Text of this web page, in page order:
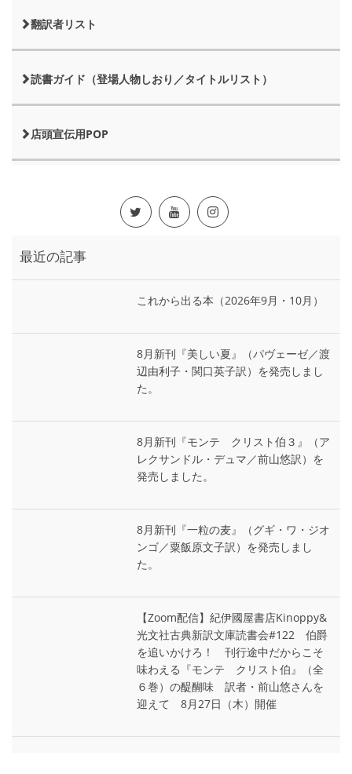
翻訳者リスト
読書ガイド（登場人物しおり／タイトルリスト）
店頭宣伝用POP
最近の記事
これから出る本（2026年9月・10月）
8月新刊『美しい夏』（パヴェーゼ／渡
辺由利子・関口英子訳）を発売しまし
た。
8月新刊『モンテ゠クリスト伯３』（ア
レクサンドル・デュマ／前山悠訳）を
発売しました。
8月新刊『一粒の麦』（グギ・ワ・ジオ
ンゴ／粟飯原文子訳）を発売しまし
た。
【Zoom配信】紀伊國屋書店Kinoppy&
光文社古典新訳文庫読書会#122 伯爵
を追いかけろ！ 刊行途中だからこそ
味わえる『モンテ゠クリスト伯』（全
６巻）の醍醐味 訳者・前山悠さんを
迎えて 8月27日（木）開催